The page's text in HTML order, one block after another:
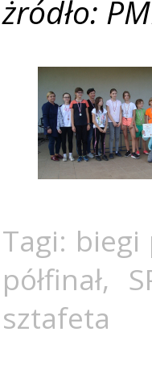
żródło:
Tagi: biegi
półfinał,
sztafeta